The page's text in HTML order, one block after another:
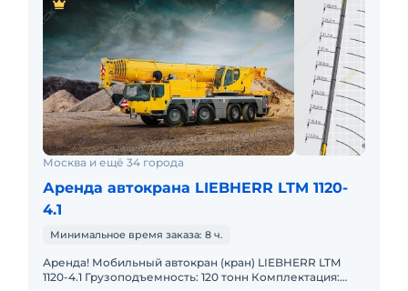
Москва и ещё 34 города
Аренда автокрана LIEBHERR LTM 1120-
4.1
Минимальное время заказа: 8 ч.
Аренда! Мобильный автокран (кран) LIEBHERR LTM
1120-4.1 Грузоподъемность: 120 тонн Комплектация: